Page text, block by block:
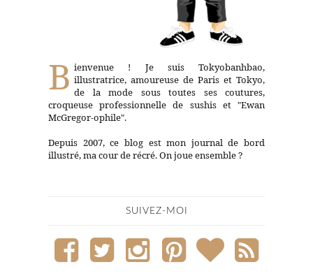
B ienvenue ! Je suis Tokyobanhbao,
illustratrice, amoureuse de Paris et Tokyo,
de la mode sous toutes ses coutures,
croqueuse professionnelle de sushis et "Ewan
McGregor-ophile".
Depuis 2007, ce blog est mon journal de bord
illustré, ma cour de récré. On joue ensemble ?
SUIVEZ-MOI